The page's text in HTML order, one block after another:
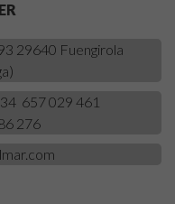
29640 Fuengirola
657 029 461
276